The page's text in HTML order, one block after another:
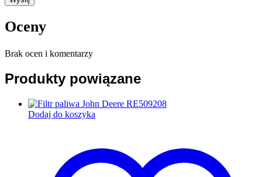
Oceny
Brak ocen i komentarzy
Produkty powiązane
Dodaj do koszyka